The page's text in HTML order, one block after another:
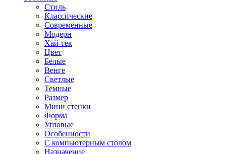
Стиль
Классические
Современные
Модерн
Хай-тек
Цвет
Белые
Венге
Светлые
Темные
Размер
Мини стенки
Форма
Угловые
Особенности
С компьютерным столом
Назначение